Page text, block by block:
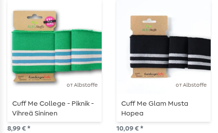
от Albstoffe
Cuff Me College - Piknik -
Vihreä Sininen
8,99 € *
от Albstoffe
Cuff Me Glam Musta
Hopea
10,09 € *